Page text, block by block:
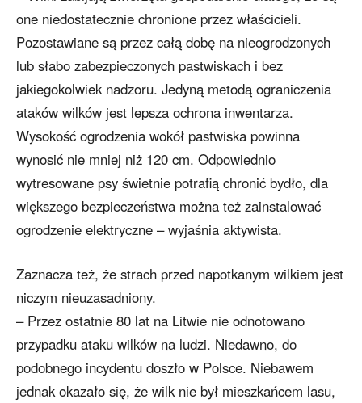
one niedostatecznie chronione przez właścicieli.
Pozostawiane są przez całą dobę na nieogrodzonych
lub słabo zabezpieczonych pastwiskach i bez
jakiegokolwiek nadzoru. Jedyną metodą ograniczenia
ataków wilków jest lepsza ochrona inwentarza.
Wysokość ogrodzenia wokół pastwiska powinna
wynosić nie mniej niż 120 cm. Odpowiednio
wytresowane psy świetnie potrafią chronić bydło, dla
większego bezpieczeństwa można też zainstalować
ogrodzenie elektryczne – wyjaśnia aktywista.
Zaznacza też, że strach przed napotkanym wilkiem jest
niczym nieuzasadniony.
– Przez ostatnie 80 lat na Litwie nie odnotowano
przypadku ataku wilków na ludzi. Niedawno, do
podobnego incydentu doszło w Polsce. Niebawem
jednak okazało się, że wilk nie był mieszkańcem lasu,